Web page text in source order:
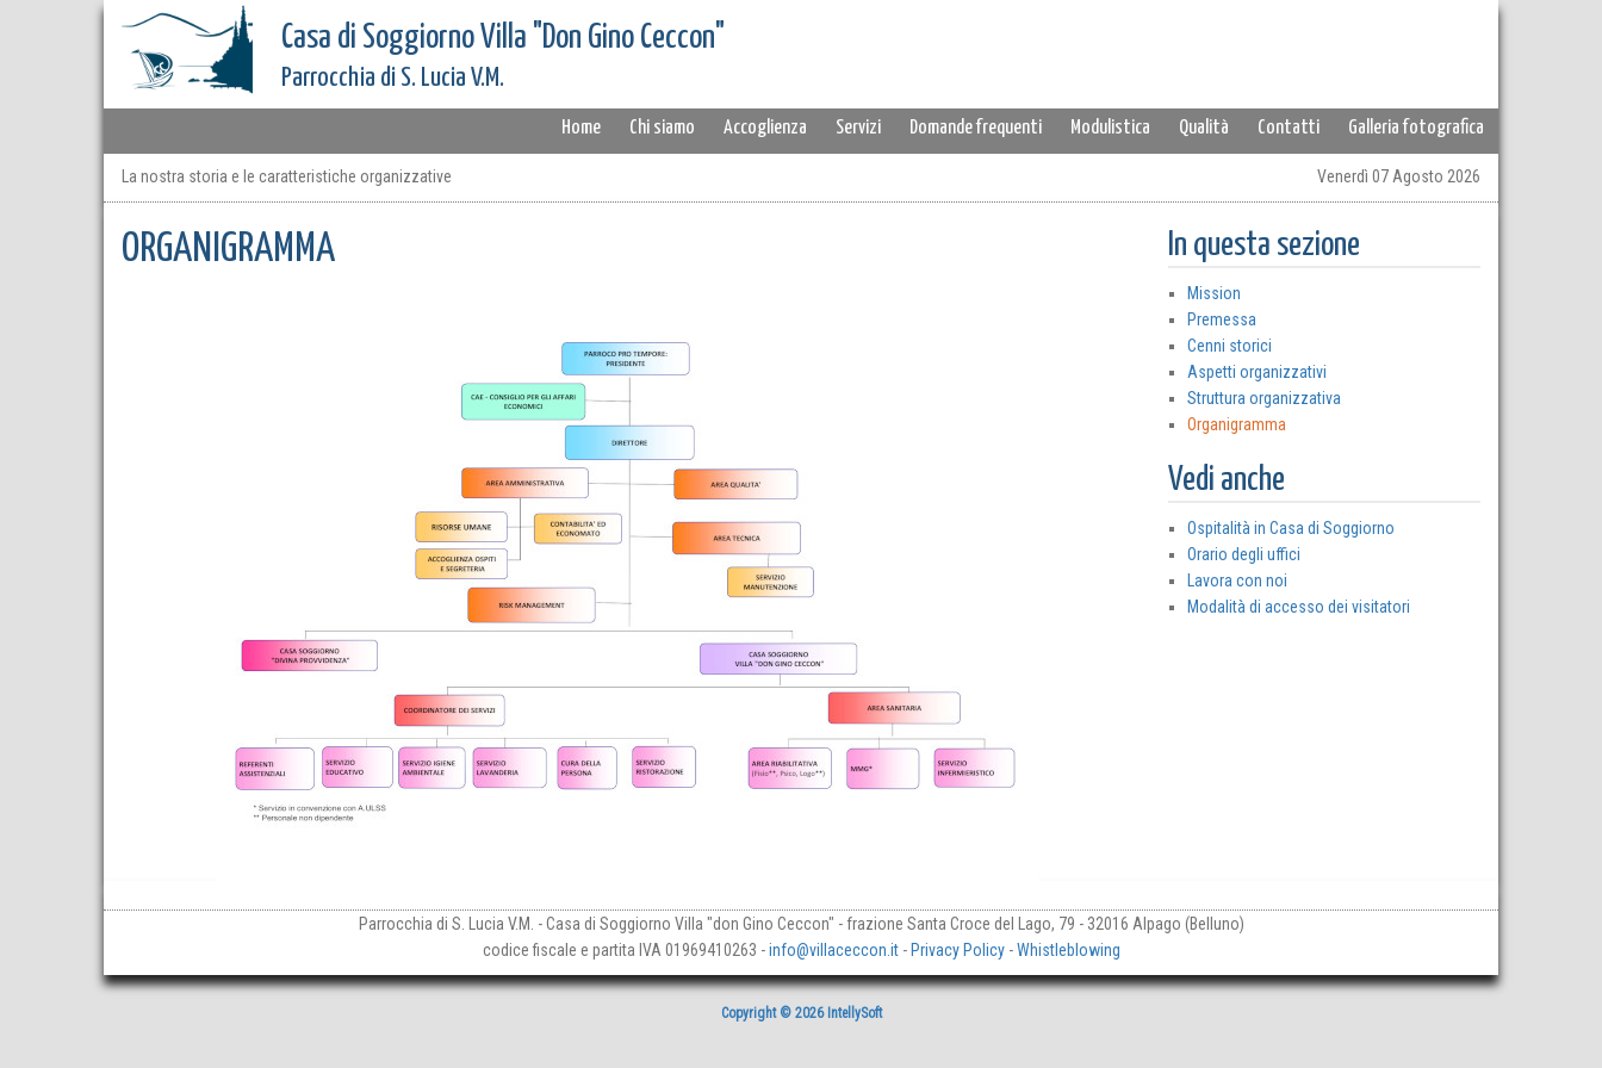
Casa di Soggiorno Villa "Don Gino Ceccon"
Parrocchia di S. Lucia V.M.
Home Chi siamo Accoglienza Servizi Domande frequenti Modulistica Qualità Contatti Galleria fotografica
La nostra storia e le caratteristiche organizzative Venerdì 07 Agosto 2026
ORGANIGRAMMA In questa sezione
Mission
Premessa
Cenni storici
Aspetti organizzativi
Struttura organizzativa
Organigramma
Vedi anche
Ospitalità in Casa di Soggiorno
Orario degli uffici
Lavora con noi
Modalità di accesso dei visitatori
Parrocchia di S. Lucia V.M. - Casa di Soggiorno Villa "don Gino Ceccon" - frazione Santa Croce del Lago, 79 - 32016 Alpago (Belluno)
codice fiscale e partita IVA 01969410263 -info@villaceccon.it- Privacy Policy-Whistleblowing
Copyright © 2026 IntellySoft